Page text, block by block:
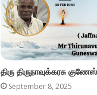
திரு திருநாவுக்கரசு
September 8, 2025